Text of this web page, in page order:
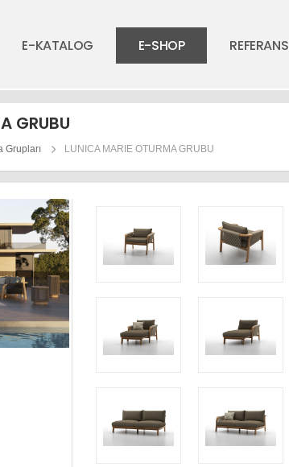
E-KATALOG E-SHOP
GRUBU
Grupları LUNICA MARIE OTURMA GRUBU